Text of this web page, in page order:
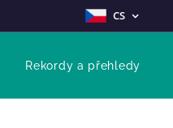
CS
Rekordy a přehledy